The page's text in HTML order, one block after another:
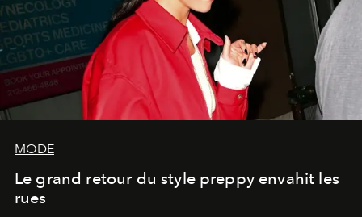
MODE
Le grand retour du style preppy envahit les
rues